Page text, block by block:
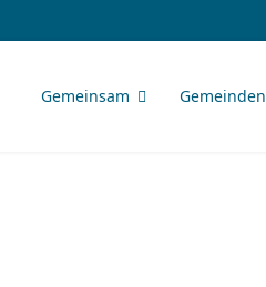
Gemeinsam Gemeinden